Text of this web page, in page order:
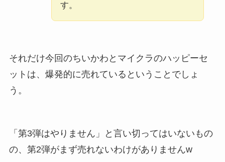
す。
それだけ今回のちいかわとマイクラのハッピーセ
ットは、爆発的に売れているということでしょ
う。
「第3弾はやりません」と言い切ってはいないもの
の、第2弾がまず売れないわけがありませんw